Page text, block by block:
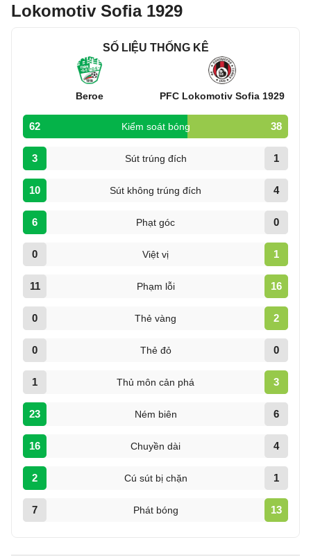
Lokomotiv Sofia 1929
SỐ LIỆU THỐNG KÊ
Beroe PFC Lokomotiv Sofia 1929
62 Kiểm soát bóng 38
3 Sút trúng đích 1
10 Sút không trúng đích 4
6 Phạt góc 0
0 Việt vị 1
11 Phạm lỗi 16
0 Thẻ vàng 2
0 Thẻ đỏ 0
1 Thủ môn cản phá 3
23 Ném biên 6
16 Chuyền dài 4
2 Cú sút bị chặn 1
7 Phát bóng 13